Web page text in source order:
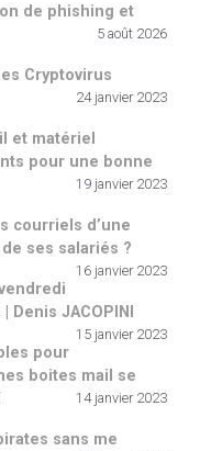
de phishing et
5 août 2026
Cryptovirus
24 janvier 2023
et matériel
pour une bonne
19 janvier 2023
courriels d’une
ses salariés ?
16 janvier 2023
JACOPINI
15 janvier 2023
pour
boites mail se
14 janvier 2023
sans me